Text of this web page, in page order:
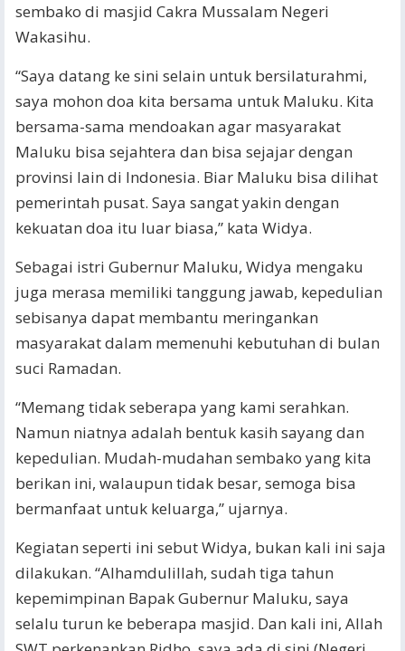
sembako di masjid Cakra Mussalam Negeri
Wakasihu.
“Saya datang ke sini selain untuk bersilaturahmi,
saya mohon doa kita bersama untuk Maluku. Kita
bersama-sama mendoakan agar masyarakat
Maluku bisa sejahtera dan bisa sejajar dengan
provinsi lain di Indonesia. Biar Maluku bisa dilihat
pemerintah pusat. Saya sangat yakin dengan
kekuatan doa itu luar biasa,” kata Widya.
Sebagai istri Gubernur Maluku, Widya mengaku
juga merasa memiliki tanggung jawab, kepedulian
sebisanya dapat membantu meringankan
masyarakat dalam memenuhi kebutuhan di bulan
suci Ramadan.
“Memang tidak seberapa yang kami serahkan.
Namun niatnya adalah bentuk kasih sayang dan
kepedulian. Mudah-mudahan sembako yang kita
berikan ini, walaupun tidak besar, semoga bisa
bermanfaat untuk keluarga,” ujarnya.
Kegiatan seperti ini sebut Widya, bukan kali ini saja
dilakukan. “Alhamdulillah, sudah tiga tahun
kepemimpinan Bapak Gubernur Maluku, saya
selalu turun ke beberapa masjid. Dan kali ini, Allah